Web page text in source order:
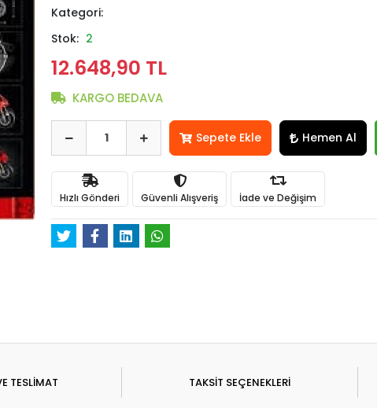
Kategori:
Stok: 2
12.648,90 TL
KARGO BEDAVA
Sepete Ekle Hemen Al
Hızlı Gönderi Güvenli Alışveriş İade ve Değişim
TESLİMAT TAKSİT SEÇENEKLERİ